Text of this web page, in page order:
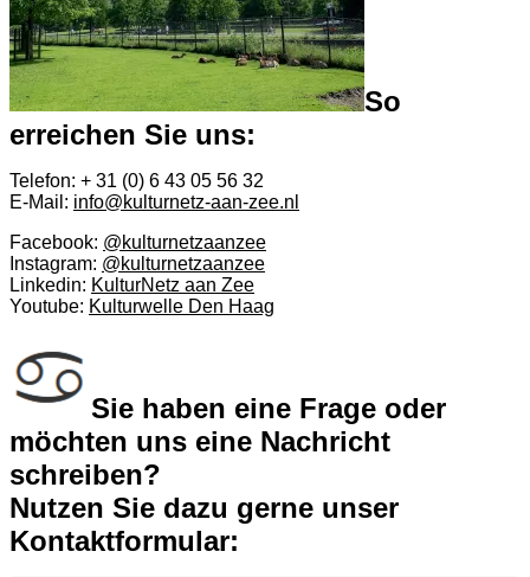
So
erreichen Sie uns:
Telefon: + 31 (0) 6 43 05 56 32
E-Mail: info@kulturnetz-aan-zee.nl
Facebook: @kulturnetzaanzee
Instagram: @kulturnetzaanzee
Linkedin: KulturNetz aan Zee
Youtube: Kulturwelle Den Haag
Sie haben eine Frage oder
möchten uns eine Nachricht
schreiben?
Nutzen Sie dazu gerne unser
Kontaktformular: